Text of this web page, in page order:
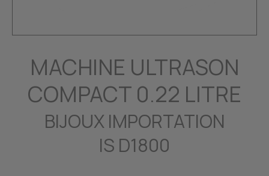
MACHINE ULTRASON
COMPACT 0.22 LITRE
BIJOUX IMPORTATION
IS D1800